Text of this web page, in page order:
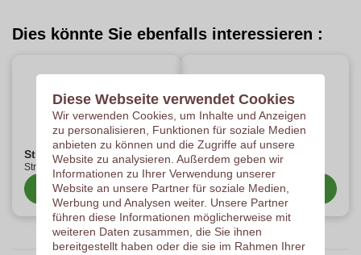
Dies könnte Sie ebenfalls interessieren :
Strohhut bedrucken
Strohhut bedrucken
Kategorie anzeigen
Personalisierte Kappe-
Sonnenblenden
Kategorie anzeigen
Diese Webseite verwendet Cookies
Wir verwenden Cookies, um Inhalte und Anzeigen
zu personalisieren, Funktionen für soziale Medien
anbieten zu können und die Zugriffe auf unsere
Website zu analysieren. Außerdem geben wir
Informationen zu Ihrer Verwendung unserer
Website an unsere Partner für soziale Medien,
Werbung und Analysen weiter. Unsere Partner
führen diese Informationen möglicherweise mit
weiteren Daten zusammen, die Sie ihnen
bereitgestellt haben oder die sie im Rahmen Ihrer